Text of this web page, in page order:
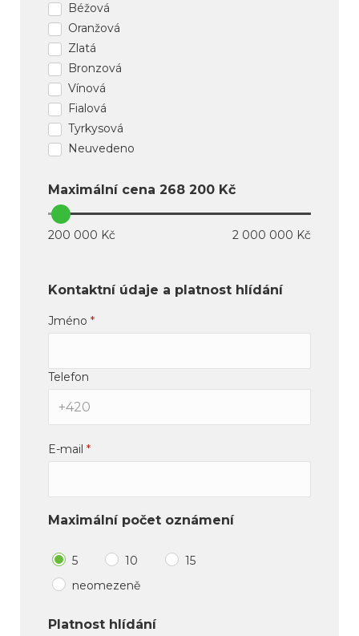
Béžová
Oranžová
Zlatá
Bronzová
Vínová
Fialová
Tyrkysová
Neuvedeno
Maximální cena 268 200 Kč
200 000 Kč 2 000 000 Kč
Kontaktní údaje a platnost hlídání
Jméno *
Telefon
E-mail *
Maximální počet oznámení
5 10
15
neomezeně
Platnost hlídání